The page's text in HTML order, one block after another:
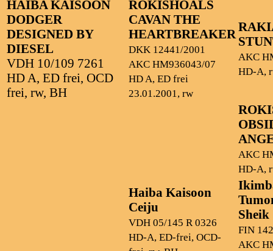
HAIBA KAISOON
DODGER
DESIGNED BY
DIESEL
VDH 10/109 7261
HD A, ED frei, OCD
frei, rw, BH
ROKISHOALS
CAVAN THE
HEARTBREAKER
DKK 12441/2001
AKC HM936043/07
HD A, ED frei
23.01.2001, rw
AKC
HD-A,
AKC
HD-A,
Haiba Kaisoon
Ceiju
VDH 05/145 R 0326
HD-A, ED-frei, OCD-
Sheik
FIN
AKC